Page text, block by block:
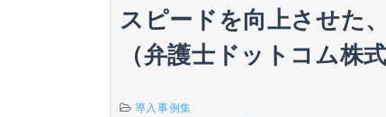
スピードを向上させた
（弁護士ドットコム株
導入事例集